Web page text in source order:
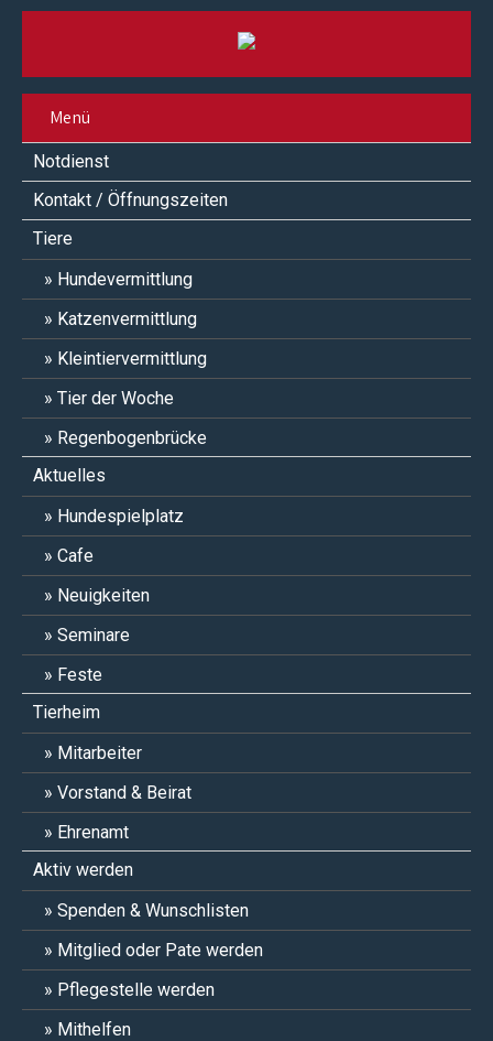
Menü
Notdienst
Kontakt / Öffnungszeiten
Tiere
Hundevermittlung
Katzenvermittlung
Kleintiervermittlung
Tier der Woche
Regenbogenbrücke
Aktuelles
Hundespielplatz
Cafe
Neuigkeiten
Seminare
Feste
Tierheim
Mitarbeiter
Vorstand & Beirat
Ehrenamt
Aktiv werden
Spenden & Wunschlisten
Mitglied oder Pate werden
Pflegestelle werden
Mithelfen